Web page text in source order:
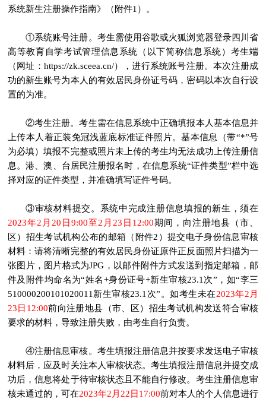
系统新生注册操作指南》（附件1）。
①系统账号注册。考生需使用谷歌或火狐浏览器登录四川省
高等教育自学考试管理信息系统（以下简称信息系统）考生端
（网址：https://zk.sceea.cn/），进行系统账号注册。本次注册成
功的新生账号为本人的有效居民身份证号码，密码以本次自行设
置的为准。
②考生注册。考生需在信息系统中正确填报本人基本信息并
上传本人着正装免冠浅蓝底标准证件照片。基本信息（带“*”号
为必填）填报不完整或照片未上传的考生均无法成功上传注册信
息。港、澳、台居民注册报名时，在信息系统“证件类型”栏中选
择对应的证件类型，并准确填写证件号码。
③审核材料提交。系统中完成注册信息填报的新生，须在
2023年2月20日9:00至2月23日12:00期间，向注册地县（市、
区）招生考试机构公布的邮箱（附件2）提交电子身份信息审核
材料：请将清晰完整的有效居民身份证原件正反面照片扫描为一
张图片，图片格式为JPG，以邮件附件方式发送到指定邮箱，邮
件及附件均命名为“姓名+身份证号+新生审核23.1次”，如“李三
510000200101020011新生审核23.1次”。如考生未在2023年2月
23日12:00前向注册地县（市、区）招生考试机构发送符合审核
要求的材料，导致注册失败，由考生自行负责。
④注册信息审核。考生填报注册信息并按要求发送电子审核
材料后，应及时关注本人审核状态。考生填报注册信息并提交成
功后，信息将处于待审核状态且不能自行修改。考生注册信息审
核未通过的，可在2023年2月22日17:00前对本人的个人信息进行